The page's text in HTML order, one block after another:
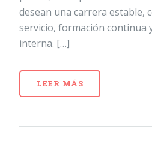
desean una carrera estable,
servicio, formación continua
interna. […]
LEER MÁS